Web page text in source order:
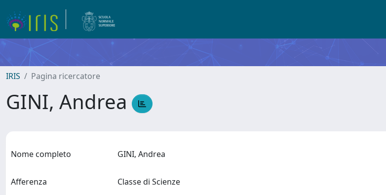
IRIS Pagina ricercatore
GINI, Andrea
Nome completo GINI, Andrea
Afferenza Classe di Scienze